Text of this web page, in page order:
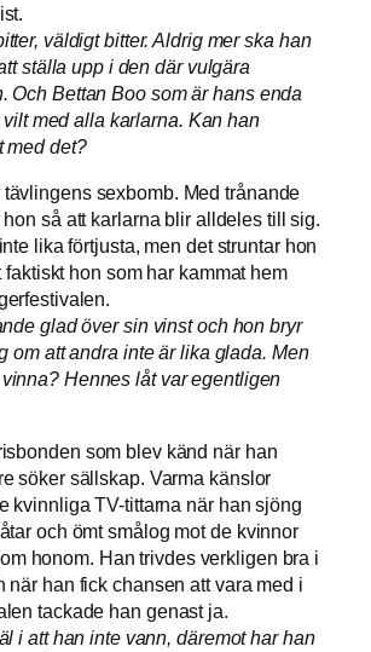
väldigt bitter. Aldrig mer ska han
ställa upp i den där vulgära
Och Bettan Boo som är hans enda
med alla karlarna. Kan han
med det?
tävlingens sexbomb. Med trånande
så att karlarna blir alldeles till sig.
lika förtjusta, men det struntar hon
faktiskt hon som har kammat hem
glad över sin vinst och hon bryr
om att andra inte är lika glada. Men
Hennes låt var egentligen
som blev känd när han
söker sällskap. Varma känslor
kvinnliga TV-tittarna när han sjöng
och ömt smålog mot de kvinnor
honom. Han trivdes verkligen bra i
när han fick chansen att vara med i
tackade han genast ja.
i att han inte vann, däremot har han